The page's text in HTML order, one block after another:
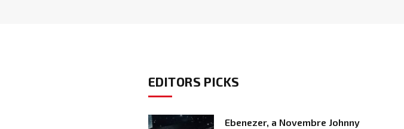
EDITORS PICKS
Ebenezer, a Novembre Johnny